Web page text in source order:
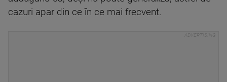
cazuri apar din ce în ce mai frecvent.